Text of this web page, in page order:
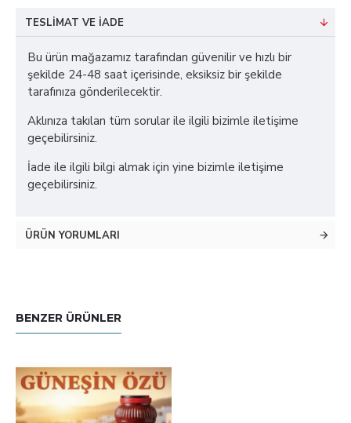
TESLIMAT VE İADE
Bu ürün mağazamız tarafından güvenilir ve hızlı bir
şekilde 24-48 saat içerisinde, eksiksiz bir şekilde
tarafınıza gönderilecektir.
Aklınıza takılan tüm sorular ile ilgili bizimle iletişime
geçebilirsiniz.
İade ile ilgili bilgi almak için yine bizimle iletişime
geçebilirsiniz.
ÜRÜN YORUMLARI
BENZER ÜRÜNLER